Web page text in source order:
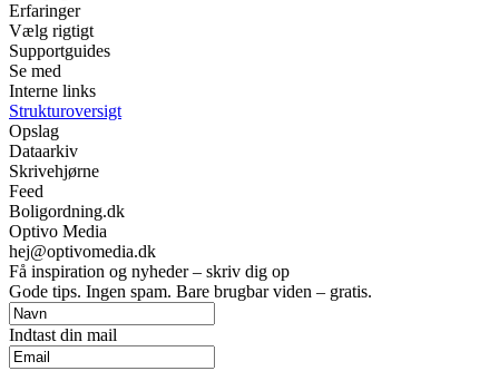
Erfaringer
Vælg rigtigt
Supportguides
Se med
Interne links
Strukturoversigt
Opslag
Dataarkiv
Skrivehjørne
Feed
Boligordning.dk
Optivo Media
hej@optivomedia.dk
Få inspiration og nyheder – skriv dig op
Gode tips. Ingen spam. Bare brugbar viden – gratis.
Indtast din mail